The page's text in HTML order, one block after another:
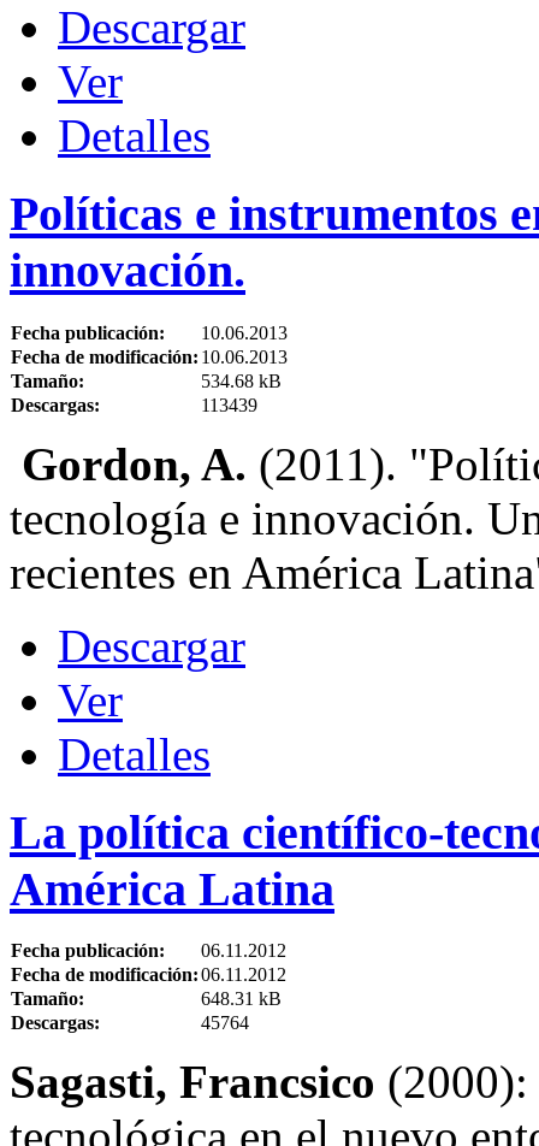
Descargar
Ver
Detalles
Políticas e instrumentos
innovación.
Fecha publicación:
10.06.2013
Fecha de modificación: 10.06.2013
Tamaño:
534.68 kB
Descargas:
113439
Gordon, A. (2011).
tecnología e innovación.
recientes en América
Descargar
Ver
Detalles
La política científico-
América Latina
Fecha publicación:
06.11.2012
Fecha de modificación:06.11.2012
Tamaño:
648.31 kB
Descargas:
45764
Sagasti, Francsico